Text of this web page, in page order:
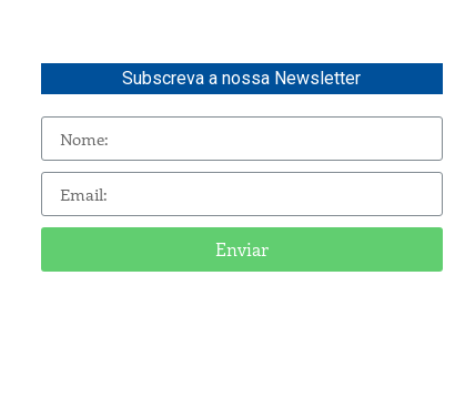
Subscreva a nossa Newsletter
Enviar